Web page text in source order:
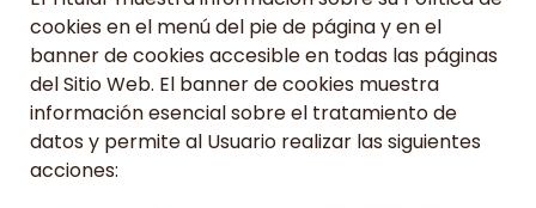
cookies en el menú del pie de página y en el
banner de cookies accesible en todas las páginas
del Sitio Web. El banner de cookies muestra
información esencial sobre el tratamiento de
datos y permite al Usuario realizar las siguientes
acciones: